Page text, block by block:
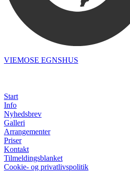
VIEMOSE EGNSHUS
Start
Info
Nyhedsbrev
Galleri
Arrangementer
Priser
Kontakt
Tilmeldingsblanket
Cookie- og privatlivspolitik